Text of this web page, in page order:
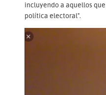
incluyendo a aquellos
política electoral".